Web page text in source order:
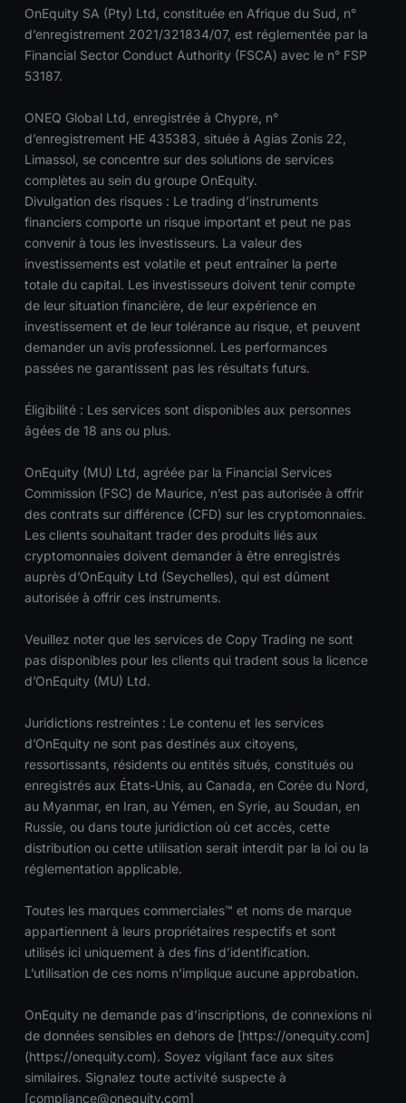
OnEquity SA (Pty) Ltd, constituée en Afrique du Sud, n°
d’enregistrement 2021/321834/07, est réglementée par la
Financial Sector Conduct Authority (FSCA) avec le n° FSP
53187.
ONEQ Global Ltd, enregistrée à Chypre, n°
d’enregistrement HE 435383, située à Agias Zonis 22,
Limassol, se concentre sur des solutions de services
complètes au sein du groupe OnEquity.
Divulgation des risques : Le trading d’instruments
financiers comporte un risque important et peut ne pas
convenir à tous les investisseurs. La valeur des
investissements est volatile et peut entraîner la perte
totale du capital. Les investisseurs doivent tenir compte
de leur situation financière, de leur expérience en
investissement et de leur tolérance au risque, et peuvent
demander un avis professionnel. Les performances
passées ne garantissent pas les résultats futurs.
Éligibilité : Les services sont disponibles aux personnes
âgées de 18 ans ou plus.
OnEquity (MU) Ltd, agréée par la Financial Services
Commission (FSC) de Maurice, n’est pas autorisée à offrir
des contrats sur différence (CFD) sur les cryptomonnaies.
Les clients souhaitant trader des produits liés aux
cryptomonnaies doivent demander à être enregistrés
auprès d’OnEquity Ltd (Seychelles), qui est dûment
autorisée à offrir ces instruments.
Veuillez noter que les services de Copy Trading ne sont
pas disponibles pour les clients qui tradent sous la licence
d’OnEquity (MU) Ltd.
Juridictions restreintes : Le contenu et les services
d’OnEquity ne sont pas destinés aux citoyens,
ressortissants, résidents ou entités situés, constitués ou
enregistrés aux États-Unis, au Canada, en Corée du Nord,
au Myanmar, en Iran, au Yémen, en Syrie, au Soudan, en
Russie, ou dans toute juridiction où cet accès, cette
distribution ou cette utilisation serait interdit par la loi ou la
réglementation applicable.
Toutes les marques commerciales™ et noms de marque
appartiennent à leurs propriétaires respectifs et sont
utilisés ici uniquement à des fins d’identification.
L’utilisation de ces noms n’implique aucune approbation.
OnEquity ne demande pas d’inscriptions, de connexions ni
de données sensibles en dehors de [https://onequity.com]
(https://onequity.com). Soyez vigilant face aux sites
similaires. Signalez toute activité suspecte à
[compliance@onequity.com]